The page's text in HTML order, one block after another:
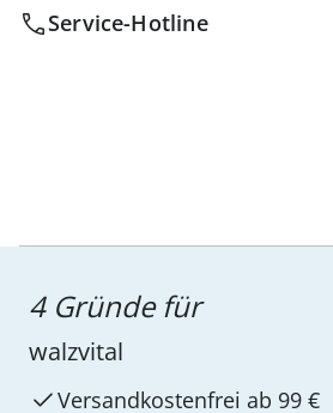
Service-Hotline
4 Gründe für
walzvital
Versandkostenfrei ab 99 €